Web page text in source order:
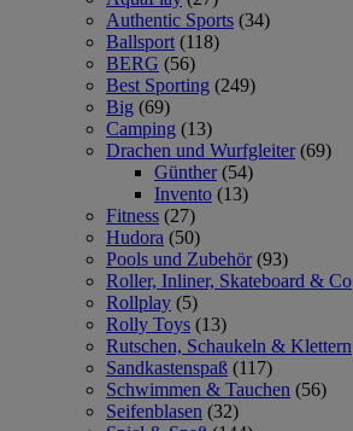
Authentic Sports (34)
Ballsport (118)
BERG (56)
Best Sporting (249)
Big (69)
Camping (13)
Drachen und Wurfgleiter (69)
Günther (54)
Invento (13)
Fitness (27)
Hudora (50)
Pools und Zubehör (93)
Roller, Inliner, Skateboard & Co
Rollplay (5)
Rolly Toys (13)
Rutschen, Schaukeln & Klettern
Sandkastenspaß (117)
Schwimmen & Tauchen (56)
Seifenblasen (32)